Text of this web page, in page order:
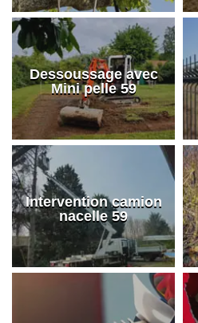
Dessoussage avec
Mini pelle 59
Intervention camion
nacelle 59